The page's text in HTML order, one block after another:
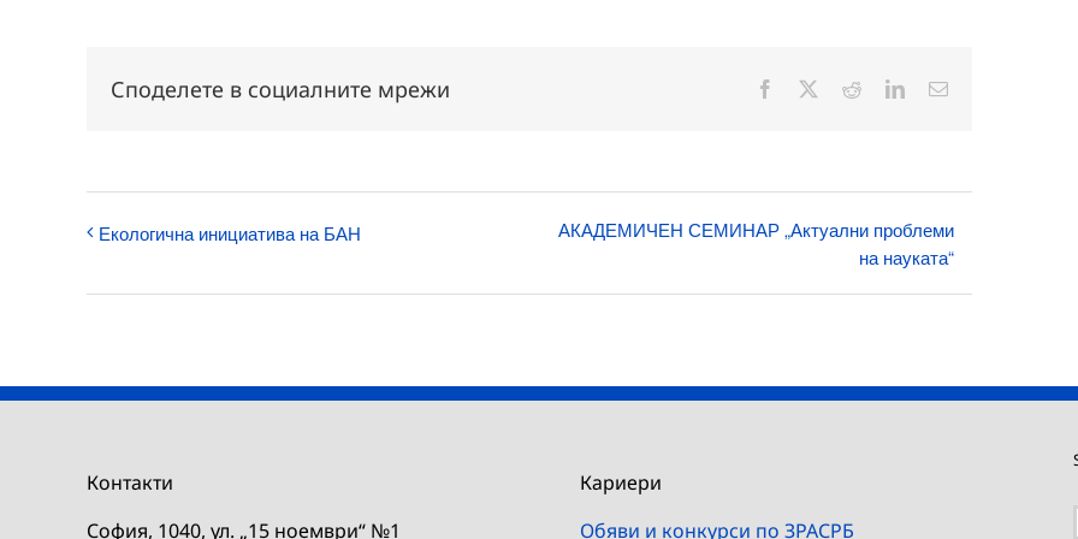
Споделете в социалните мрежи Facebook RedditLinkedInЕлектронна
Екологична инициатива на БАН
АКАДЕМИЧЕН СЕМИНАР „Актуални проблеми
на науката“
Контакти
София, 1040, ул. „15 ноември“ №1
Кариери
Обяви и конкурси по ЗРАСРБ